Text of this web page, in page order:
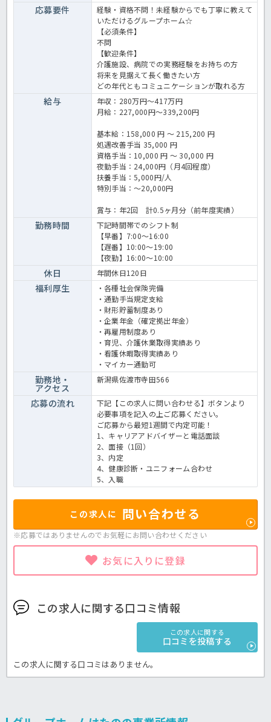
応募要件
経験・資格不問！未経験からでも丁寧に教えて
いただけるグループホーム☆
【必須条件】
不問
【歓迎条件】
介護施設、病院での実務経験をお持ちの方
将来を見据えて長く働きたい方
どの年代ともコミュニケーションが取れる方
給与
年収：280万円～417万円
月給：227,000円～339,200円
基本給：158,000 円 〜 215,200 円
処遇改善手当 35,000 円
資格手当：10,000 円 〜 30,000 円
夜勤手当：24,000円（月4回程度）
扶養手当：5,000円/人
特別手当：～20,000円
賞与：年2回 計0.5ヶ月分（前年度実績）
勤務時間
下記時間帯でのシフト制
【早番】7:00～16:00
【遅番】10:00～19:00
【夜勤】16:00～10:00
休日 年間休日120日
福利厚生
・各種社会保険完備
・通勤手当規定支給
・財形貯蓄制度あり
・企業年金（確定拠出年金）
・再雇用制度あり
・育児、介護休業取得実績あり
・看護休暇取得実績あり
・マイカー通勤可
勤務地・
アクセス
新潟県佐渡市寺田566
応募の流れ
下記【この求人に問い合わせる】ボタンより
必要事項を記入の上ご応募ください。
ご応募から最短1週間で内定可能！
1、キャリアアドバイザーと電話面談
2、面接（1回）
3、内定
4、健康診断・ユニフォーム合わせ
5、入職
この求人に 問い合わせる
※応募ではありませんのでお気軽にお問い合わせください
お気に入りに登録
この求人に関する口コミ情報
この求人に関する
口コミを投稿する
この求人に関する口コミはありません。